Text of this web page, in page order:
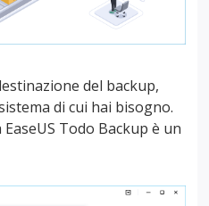
del backup,
di cui hai bisogno.
Todo Backup è un